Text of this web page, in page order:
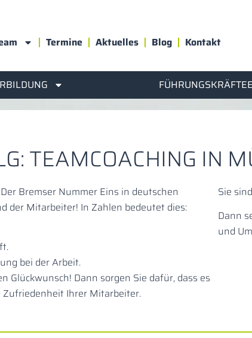
Termine Aktuelles Blog Kontakt
TEAMCOACHING IN
Bremser Nummer Eins in deutschen
der Mitarbeiter! In Zahlen bedeutet dies:
bei der Arbeit.
Glückwunsch! Dann sorgen Sie dafür, dass es
Zufriedenheit Ihrer Mitarbeiter.
Sie
Dann
und